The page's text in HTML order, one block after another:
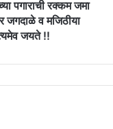
पगाराची रक्कम जमा
जगदाळे व मजिठीया
जयते !!